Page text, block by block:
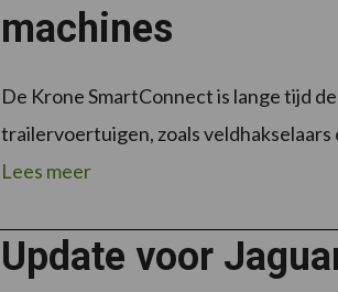
machines
De Krone SmartConnect is lange tijd
trailervoertuigen, zoals
Lees meer
Update voor